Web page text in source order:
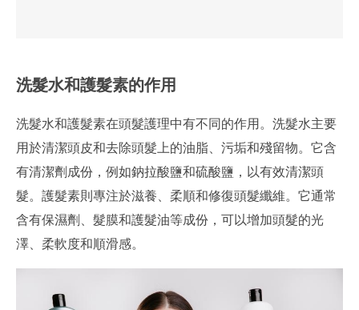
洗髮水和護髮素的作用
洗髮水和護髮素在頭髮護理中有不同的作用。洗髮水主要
用於清潔頭皮和去除頭髮上的油脂、污垢和殘留物。它含
有清潔劑成份，例如鈉拉酸鹽和硫酸鹽，以有效清潔頭
髮。護髮素則專注於滋養、柔順和修復頭髮纖維。它通常
含有保濕劑、髮膜和護髮油等成份，可以增加頭髮的光
澤、柔軟度和順滑感。